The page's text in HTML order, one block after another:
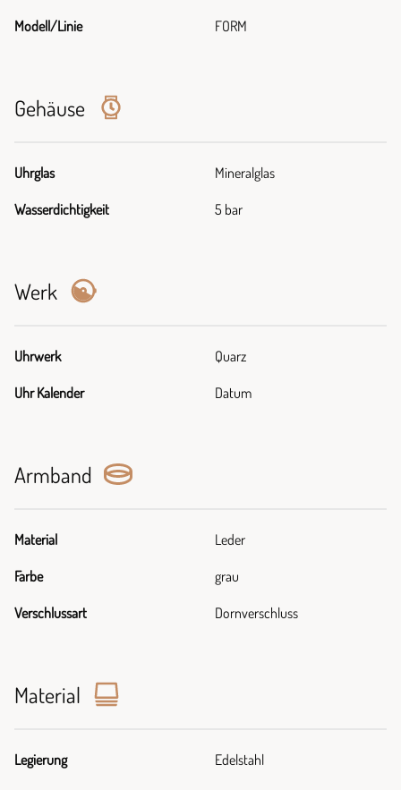
Modell/Linie FORM
Gehäuse
Uhrglas Mineralglas
Wasserdichtigkeit 5 bar
Werk
Uhrwerk Quarz
Uhr Kalender Datum
Armband
Material Leder
Farbe grau
Verschlussart Dornverschluss
Material
Legierung Edelstahl